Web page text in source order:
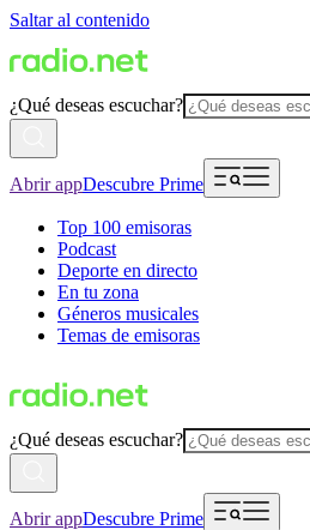
Saltar al contenido
¿Qué deseas escuchar?
Abrir appDescubre Prime
Top 100 emisoras
Podcast
Deporte en directo
En tu zona
Géneros musicales
Temas de emisoras
¿Qué deseas escuchar?
Abrir appDescubre Prime